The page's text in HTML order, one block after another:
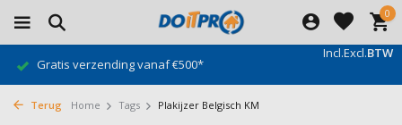
0
Incl.Excl.BTW
Gratis verzending vanaf €500*
Terug Home Tags Plakijzer Belgisch KM